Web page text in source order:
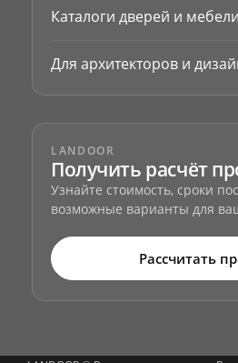
Каталоги дверей и
Для архитекторов и
LANDOOR
Получить расчёт
Узнайте стоимость, сроки
возможные варианты для
Рассчитать